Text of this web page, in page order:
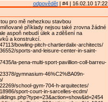
odpovědět| #4 | 16.02.10 17:22
pro mě nehezkou stavbou
příklady nejsou také zrovna žádné
aspoň nebudí úlek a zděšení na
a konstrukcí.
bowling-pitch-chartierdalix-architects/
sports-and-leisure-center-in-saint-
la-pena-multi-sport-pavillion-coll-barreu-
gymnasium-46%C2%BA09n-
school-gym-704-h-arquitectes/
sport-court-in-sarcelles-ecdm/